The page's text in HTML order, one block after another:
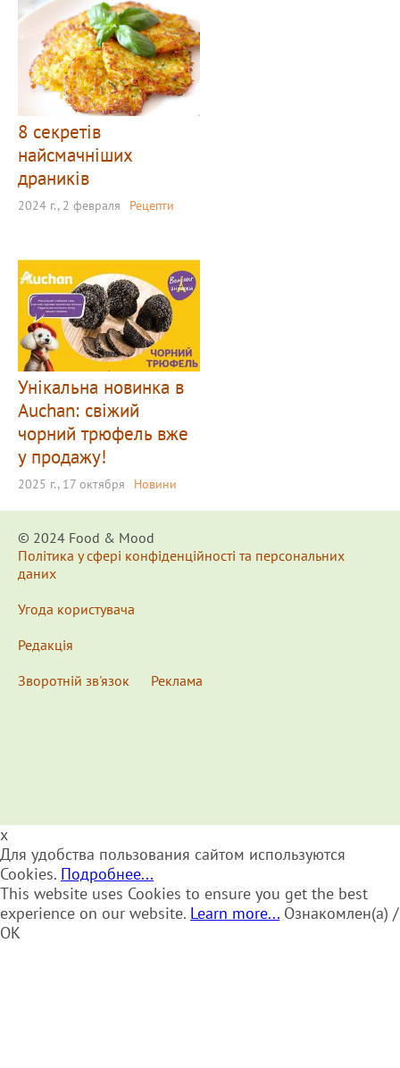
8 секретів
найсмачніших
драників
2024 г., 2 февраля Рецепти
Унікальна новинка в
Auchan: свіжий
чорний трюфель вже
у продажу!
2025 г., 17 октября Новини
© 2024 Food & Мood
Політика у сфері конфіденційності та персональних
даних
Угода користувача
Редакція
Зворотній зв'язок
Реклама
x
Для удобства пользования сайтом используются
Cookies. Подробнее...
This website uses Cookies to ensure you get the best
experience on our website. Learn more... Ознакомлен(а) /
OK